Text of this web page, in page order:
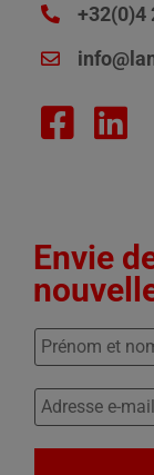
+32(0)4
Envie